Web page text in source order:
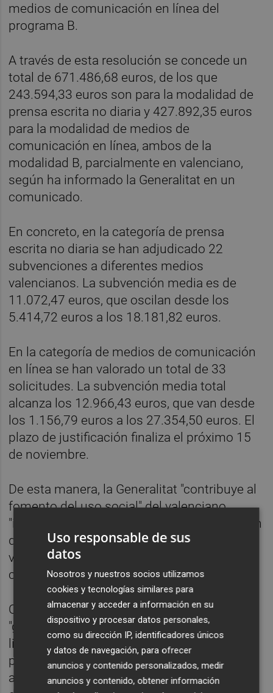
medios de comunicación en línea del
programa B.
A través de esta resolución se concede un
total de 671.486,68 euros, de los que
243.594,33 euros son para la modalidad de
prensa escrita no diaria y 427.892,35 euros
para la modalidad de medios de
comunicación en línea, ambos de la
modalidad B, parcialmente en valenciano,
según ha informado la Generalitat en un
comunicado.
En concreto, en la categoría de prensa
escrita no diaria se han adjudicado 22
subvenciones a diferentes medios
valencianos. La subvención media es de
11.072,47 euros, que oscilan desde los
5.414,72 euros a los 18.181,82 euros.
En la categoría de medios de comunicación
en línea se han valorado un total de 33
solicitudes. La subvención media total
alcanza los 12.966,43 euros, que van desde
los 1.156,79 euros a los 27.354,50 euros. El
plazo de justificación finaliza el próximo 15
de noviembre.
De esta manera, la Generalitat "contribuye al
fomento del uso social" del valenciano,
"incentivando a los medios de comunicación
de iniciativa privada para que utilicen el
valenciano en sus comunicaciones con la
ciudadanía".
Con estas subvenciones se ayuda a
"garantizar, además, los derechos
lingüísticos a los ciudadanos para que
puedan recibir la información en valenciano
a través de una mayor oferta informativa y
Uso responsable de sus
datos
Nosotros y nuestros socios utilizamos
cookies y tecnologías similares para
almacenar y acceder a información en su
dispositivo y procesar datos personales,
como su dirección IP, identificadores únicos
y datos de navegación, para ofrecer
anuncios y contenido personalizados, medir
anuncios y contenido, obtener información